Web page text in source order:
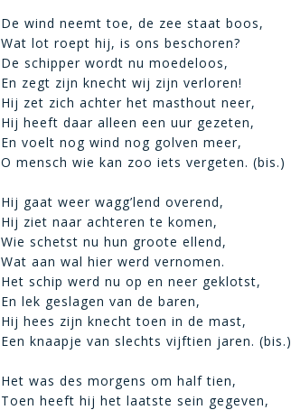
De wind neemt toe, de zee staat boos,
Wat lot roept hij, is ons beschoren?
De schipper wordt nu moedeloos,
En zegt zijn knecht wij zijn verloren!
Hij zet zich achter het masthout neer,
Hij heeft daar alleen een uur gezeten,
En voelt nog wind nog golven meer,
O mensch wie kan zoo iets vergeten. (bis.)
Hij gaat weer wagg’lend overend,
Hij ziet naar achteren te komen,
Wie schetst nu hun groote ellend,
Wat aan wal hier werd vernomen.
Het schip werd nu op en neer geklotst,
En lek geslagen van de baren,
Hij hees zijn knecht toen in de mast,
Een knaapje van slechts vijftien jaren. (bis.)
Het was des morgens om half tien,
Toen heeft hij het laatste sein gegeven,